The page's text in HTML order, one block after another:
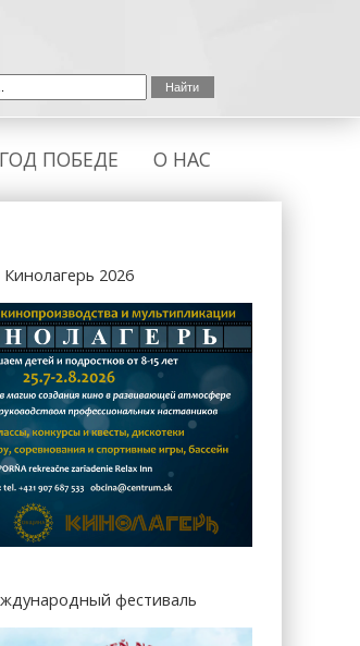
ПОБЕДЕ О НАС
Кинолагерь 2026
фестиваль